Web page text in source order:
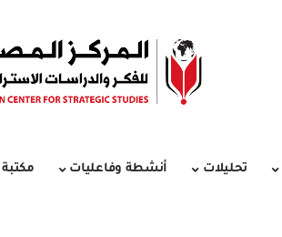
تحليلات أنشطة وفاعليات مكتبة